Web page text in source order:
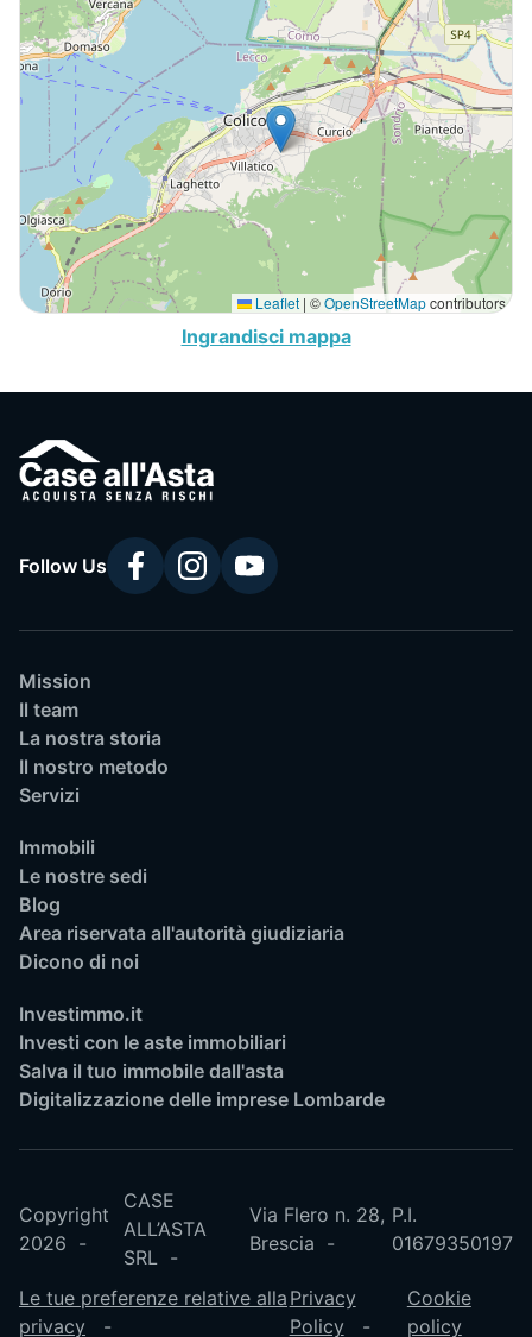
Leaflet | ©OpenStreetMapcontributors
Ingrandisci mappa
Follow Us
Mission
Il team
La nostra storia
Il nostro metodo
Servizi
Immobili
Le nostre sedi
Blog
Area riservata all'autorità giudiziaria
Dicono di noi
Investimmo.it
Investi con le aste immobiliari
Salva il tuo immobile dall'asta
Digitalizzazione delle imprese Lombarde
Copyright
2026
CASE
ALL’ASTA
SRL
Via Flero n. 28,
Brescia
P.I.
01679350197
Le tue preferenze relative alla
privacy
Privacy
Policy
Cookie
policy